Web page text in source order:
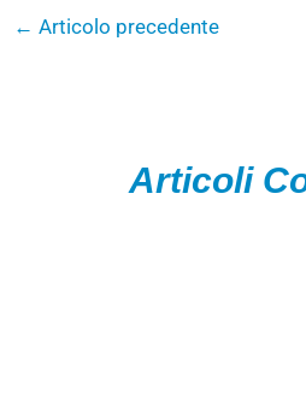
← Articolo precedente
Articoli